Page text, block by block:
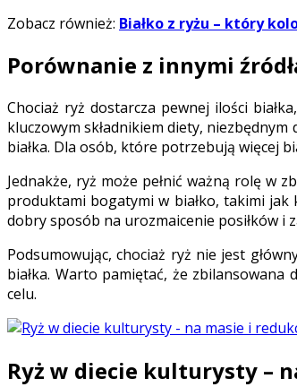
Zobacz również: Białko z ryżu – który
Porównanie z innymi
Chociaż ryż dostarcza pewnej ilości
kluczowym składnikiem diety,
białka. Dla osób, które potrzebują więcej
Jednakże, ryż może pełnić ważną rolę w
produktami bogatymi w białko, takimi jak
dobry sposób na urozmaicenie posiłków i
Podsumowując, chociaż ryż nie jest
białka. Warto pamiętać, że
celu.
Ryż w diecie kulturysty –